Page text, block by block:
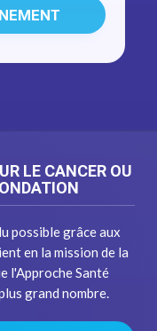
LE CANCER OU
possible grâce aux
en la mission de la
l'Approche Santé
grand nombre.